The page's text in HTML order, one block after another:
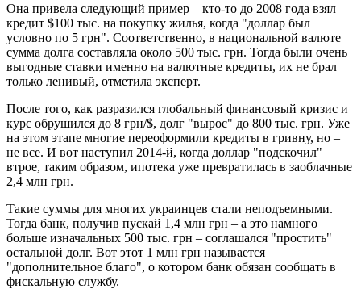
Она привела следующий пример – кто-то до 2008 года взял
кредит $100 тыс. на покупку жилья, когда "доллар был
условно по 5 грн". Соответственно, в национальной валюте
сумма долга составляла около 500 тыс. грн. Тогда были очень
выгодные ставки именно на валютные кредиты, их не брал
только ленивый, отметила эксперт.
После того, как разразился глобальный финансовый кризис и
курс обрушился до 8 грн/$, долг "вырос" до 800 тыс. грн. Уже
на этом этапе многие переоформили кредиты в гривну, но –
не все. И вот наступил 2014-й, когда доллар "подскочил"
втрое, таким образом, ипотека уже превратилась в заоблачные
2,4 млн грн.
Такие суммы для многих украинцев стали неподъемными.
Тогда банк, получив пускай 1,4 млн грн – а это намного
больше изначальных 500 тыс. грн – соглашался "простить"
остальной долг. Вот этот 1 млн грн называется
"дополнительное благо", о котором банк обязан сообщать в
фискальную службу.